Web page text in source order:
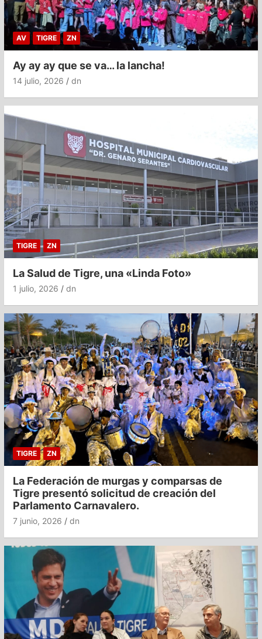
AV TIGRE ZN
Ay ay ay que se va… la lancha!
14 julio, 2026 dn
TIGRE ZN
La Salud de Tigre, una «Linda Foto»
1 julio, 2026 dn
TIGRE ZN
La Federación de murgas y comparsas de
Tigre presentó solicitud de creación del
Parlamento Carnavalero.
7 junio, 2026 dn